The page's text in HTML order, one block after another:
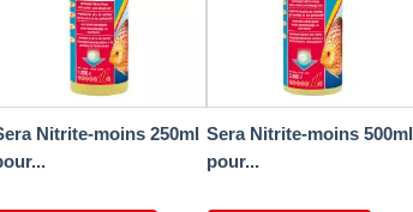
Nitrite-moins 250ml Sera Nitrite-moins 500ml
pour...